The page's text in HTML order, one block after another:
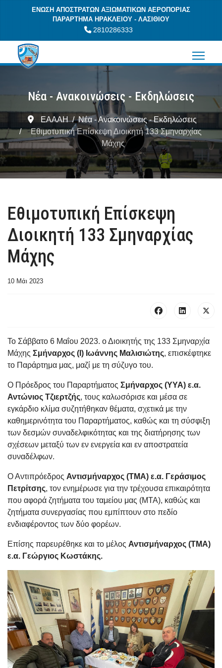
ΕΝΩΣΗ ΑΠΟΣΤΡΑΤΩΝ ΑΞΙΩΜΑΤΙΚΩΝ ΑΕΡΟΠΟΡΙΑΣ
ΠΑΡΑΡΤΗΜΑ ΗΡΑΚΛΕΙΟΥ - ΛΑΣΙΘΙΟΥ
2810286333
Νέα - Ανακοινώσεις - Εκδηλώσεις
ΕΑΑΑΗ
Νέα - Ανακοινώσεις - Εκδηλώσεις
Εθιμοτυπική Επίσκεψη Διοικητή 133 Σμηναρχίας
Μάχης
Εθιμοτυπική Επίσκεψη
Διοικητή 133 Σμηναρχίας
Μάχης
10 Μάι 2023
Το Σάββατο 6 Μαΐου 2023. ο Διοικητής της 133 Σμηναρχία
Μάχης Σμήναρχος (Ι) Ιωάννης Μαλισιώτης, επισκέφτηκε
το Παράρτημα μας, μαζί με τη σύζυγο του.
Ο Πρόεδρος του Παραρτήματος Σμήναρχος (ΥΥΑ) ε.α.
Αντώνιος Τζιερτζής, τους καλωσόρισε και μέσα σε
εγκάρδιο κλίμα συζητήθηκαν θέματα, σχετικά με την
καθημερινότητα του Παραρτήματος, καθώς και τη σύσφιξη
των δεσμών συναδελφικότητας και της διατήρησης των
σχέσεων μεταξύ των εν ενεργεία και εν αποστρατεία
συναδέλφων.
Ο Αντιπρόεδρος Αντισμήναρχος (ΤΜΑ) ε.α. Γεράσιμος
Πετρίτσης, τον ενημέρωσε για την τρέχουσα επικαιρότητα
που αφορά ζητήματα του ταμείου μας (ΜΤΑ), καθώς και
ζητήματα συνεργασίας που εμπίπτουν στο πεδίο
ενδιαφέροντος των δύο φορέων.
Επίσης παρευρέθηκε και το μέλος Αντισμήναρχος (ΤΜΑ)
ε.α. Γεώργιος Κωστάκης.